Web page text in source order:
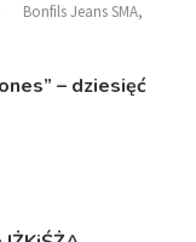
Bonfils Jeans SMA,
– dziesięć